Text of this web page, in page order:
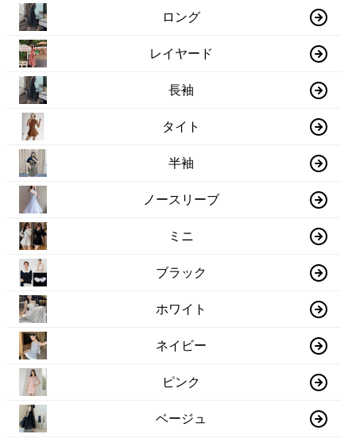
ロング
レイヤード
長袖
タイト
半袖
ノースリーブ
ミニ
ブラック
ホワイト
ネイビー
ピンク
ベージュ